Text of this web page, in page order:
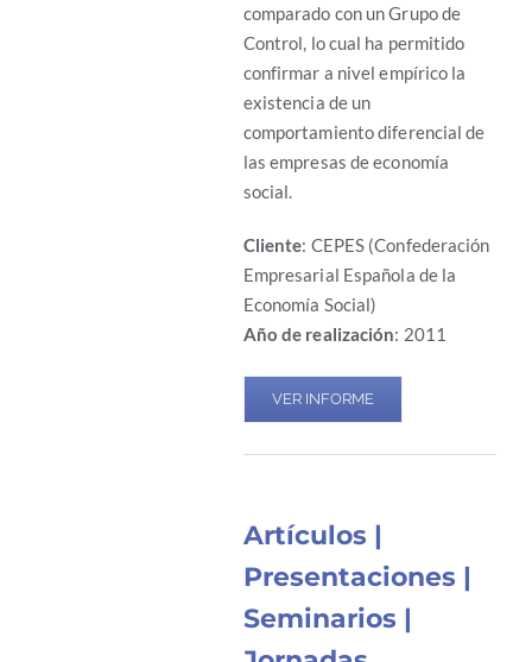
comparado con un Grupo de
Control, lo cual ha permitido
confirmar a nivel empírico la
existencia de un
comportamiento diferencial de
las empresas de economía
social.
Cliente: CEPES (Confederación
Empresarial Española de la
Economía Social)
Año de realización: 2011
VER INFORME
Artículos |
Presentaciones |
Seminarios |